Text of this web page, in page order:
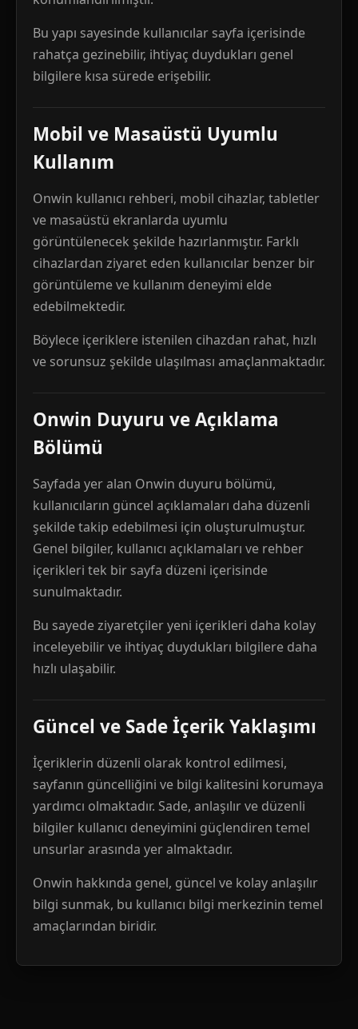
Bu yapı sayesinde kullanıcılar sayfa içerisinde
rahatça gezinebilir, ihtiyaç duydukları genel
bilgilere kısa sürede erişebilir.
Mobil ve Masaüstü Uyumlu
Kullanım
Onwin kullanıcı rehberi, mobil cihazlar, tabletler
ve masaüstü ekranlarda uyumlu
görüntülenecek şekilde hazırlanmıştır. Farklı
cihazlardan ziyaret eden kullanıcılar benzer bir
görüntüleme ve kullanım deneyimi elde
edebilmektedir.
Böylece içeriklere istenilen cihazdan rahat, hızlı
ve sorunsuz şekilde ulaşılması amaçlanmaktadır.
Onwin Duyuru ve Açıklama
Bölümü
Sayfada yer alan Onwin duyuru bölümü,
kullanıcıların güncel açıklamaları daha düzenli
şekilde takip edebilmesi için oluşturulmuştur.
Genel bilgiler, kullanıcı açıklamaları ve rehber
içerikleri tek bir sayfa düzeni içerisinde
sunulmaktadır.
Bu sayede ziyaretçiler yeni içerikleri daha kolay
inceleyebilir ve ihtiyaç duydukları bilgilere daha
hızlı ulaşabilir.
Güncel ve Sade İçerik Yaklaşımı
İçeriklerin düzenli olarak kontrol edilmesi,
sayfanın güncelliğini ve bilgi kalitesini korumaya
yardımcı olmaktadır. Sade, anlaşılır ve düzenli
bilgiler kullanıcı deneyimini güçlendiren temel
unsurlar arasında yer almaktadır.
Onwin hakkında genel, güncel ve kolay anlaşılır
bilgi sunmak, bu kullanıcı bilgi merkezinin temel
amaçlarından biridir.